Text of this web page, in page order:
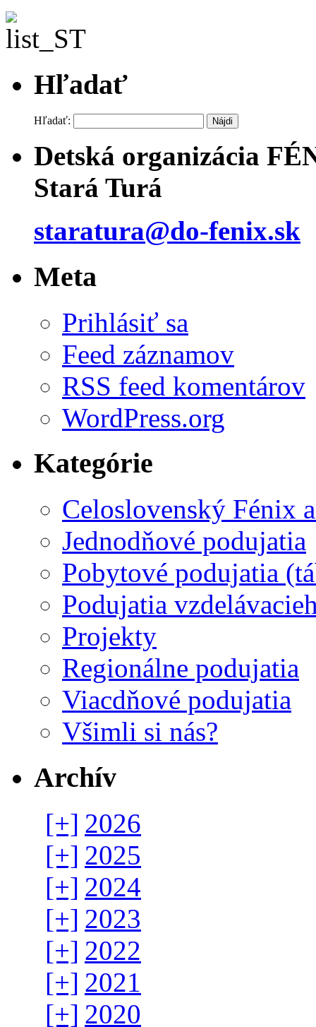
Hľadať
Hľadať:
Detská organizácia
Stará Turá
staratura@do-fenix.sk
Meta
Prihlásiť sa
Feed záznamov
RSS feed komentárov
WordPress.org
Kategórie
Celoslovenský Fénix
Jednodňové podujatia
Pobytové podujatia
Podujatia
Projekty
Regionálne podujatia
Viacdňové podujatia
Všimli si nás?
Archív
[+] 2026
[+] 2025
[+] 2024
[+] 2023
[+] 2022
[+] 2021
[+] 2020